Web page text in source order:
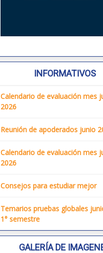
INFORMATIVOS
Calendario de evaluación mes
2026
Reunión de apoderados junio
Calendario de evaluación mes
2026
Consejos para estudiar mejor
Temarios pruebas globales
1° semestre
GALERÍA DE